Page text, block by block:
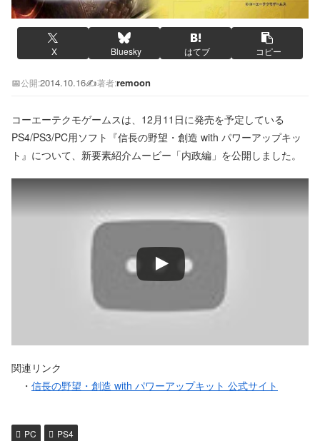
X Bluesky はてブ コピー
📅公開:2014.10.16✍️著者:remoon
コーエーテクモゲームスは、12月11日に発売を予定している
PS4/PS3/PC用ソフト『信長の野望・創造 with パワーアップキッ
ト』について、新要素紹介ムービー「内政編」を公開しました。
関連リンク
・ 信長の野望・創造 with パワーアップキット 公式サイト
PC PS4